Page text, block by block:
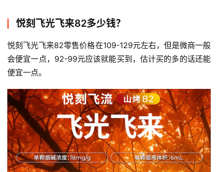
悦刻飞光飞来82多少钱？
悦刻飞光飞来82零售价格在109-129元左右，但是微商一般
会便宜一点，92-99元应该就能买到，估计买的多的话还能
便宜一点。